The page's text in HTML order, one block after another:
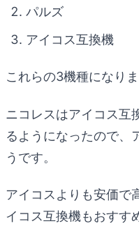
パルズ
アイコス互換機
これらの3機種になりま
ニコレスはアイコス互
るようになったので、
うです。
アイコスよりも安価で
イコス互換機もおすす